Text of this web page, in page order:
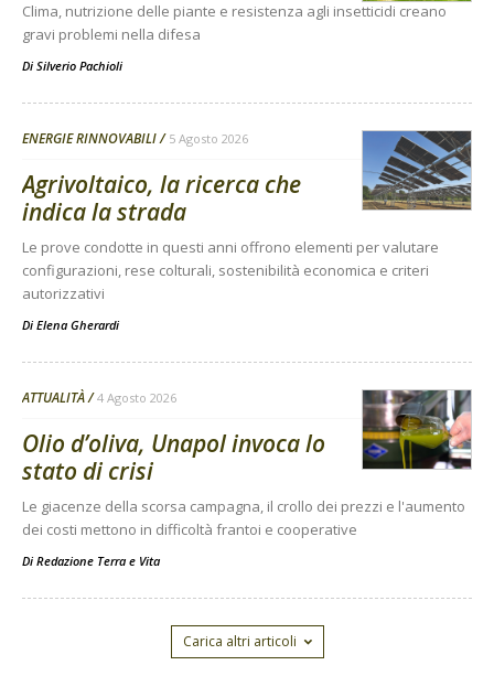
Clima, nutrizione delle piante e resistenza agli insetticidi creano
gravi problemi nella difesa
Di Silverio Pachioli
ENERGIE RINNOVABILI 5 Agosto 2026
Agrivoltaico, la ricerca che
indica la strada
Le prove condotte in questi anni offrono elementi per valutare
configurazioni, rese colturali, sostenibilità economica e criteri
autorizzativi
Di Elena Gherardi
ATTUALITÀ 4 Agosto 2026
Olio d’oliva, Unapol invoca lo
stato di crisi
Le giacenze della scorsa campagna, il crollo dei prezzi e l'aumento
dei costi mettono in difficoltà frantoi e cooperative
Di Redazione Terra e Vita
Carica altri articoli